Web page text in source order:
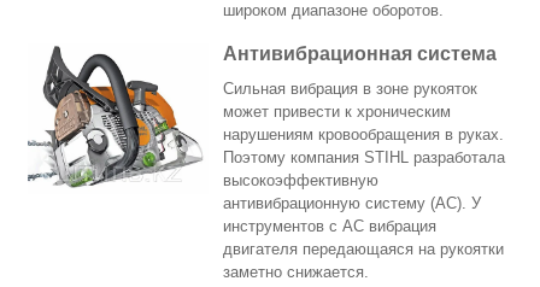
широком диапазоне оборотов.
Антивибрационная система
Сильная вибрация в зоне рукояток
может привести к хроническим
нарушениям кровообращения в руках.
Поэтому компания STIHL разработала
высокоэффективную
антивибрационную систему (АС). У
инструментов с АС вибрация
двигателя передающаяся на рукоятки
заметно снижается.